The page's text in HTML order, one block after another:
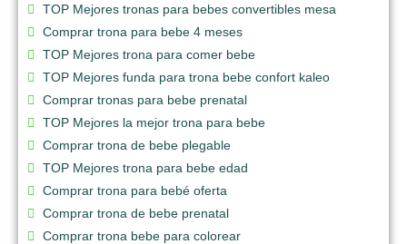
TOP Mejores tronas para bebes convertibles mesa
Comprar trona para bebe 4 meses
TOP Mejores trona para comer bebe
TOP Mejores funda para trona bebe confort kaleo
Comprar tronas para bebe prenatal
TOP Mejores la mejor trona para bebe
Comprar trona de bebe plegable
TOP Mejores trona para bebe edad
Comprar trona para bebé oferta
Comprar trona de bebe prenatal
Comprar trona bebe para colorear